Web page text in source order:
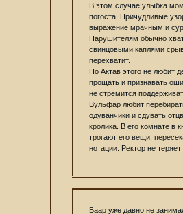
В этом случае улыбка
погоста. Причудливые
выражение мрачным и
Нарушителям обычно
свинцовыми каплями
перехватит.
Но Актав этого не любит
прощать и признавать
не стремится
Вульфар любит
одуванчики и сдувать
кролика. В его комнате в
трогают его вещи,
нотации. Ректор не
Баар уже давно не